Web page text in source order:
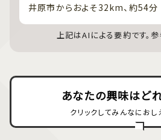
井原市からおよそ32km、約54分
上記はAIによる要約です。参
あなたの興味はどれ
クリックしてみんなにおし